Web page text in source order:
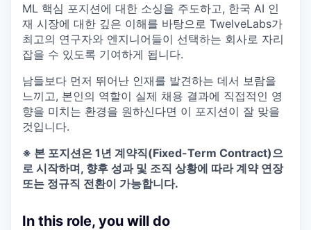
ML 핵심 포지션에 대한 소싱을 주도하고, 한국 AI 인
재 시장에 대한 깊은 이해를 바탕으로 TwelveLabs가
최고의 연구자와 엔지니어들이 선택하는 회사로 자리
잡을 수 있도록 기여하게 됩니다.
남들보다 먼저 뛰어난 인재를 발견하는 데서 보람을
느끼고, 본인의 역할이 실제 채용 결과에 직접적인 영
향을 미치는 환경을 원하신다면 이 포지션이 잘 맞을
것입니다.
※ 본 포지션은 1년 계약직(Fixed-Term Contract)으
로 시작하며, 향후 성과 및 조직 상황에 따라 계약 연장
또는 정규직 전환이 가능합니다.
In this role, you will do